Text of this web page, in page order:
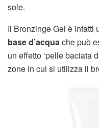
sole.
Il Bronzinge Gel è infatti
base d’acqua che può
un effetto ‘pelle baciata
zone in cui si utilizza il